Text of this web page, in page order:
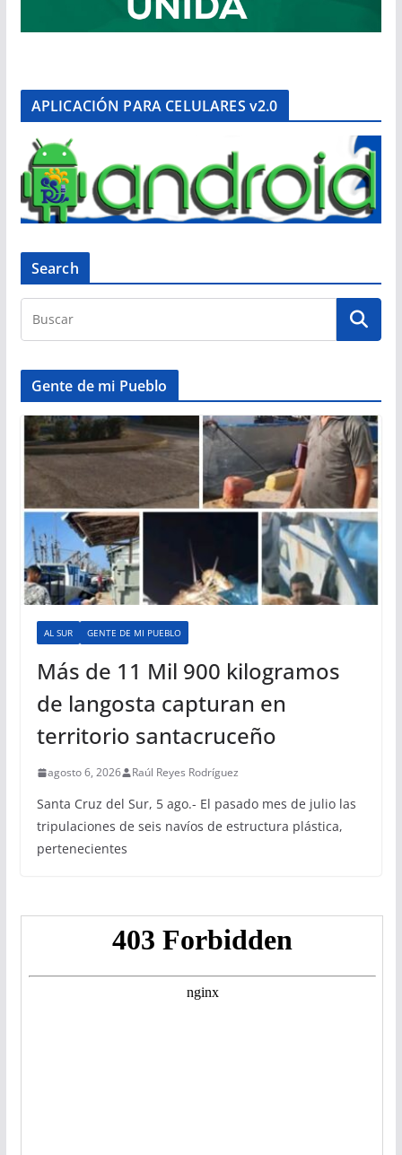
APLICACIÓN PARA CELULARES v2.0
Search
Gente de mi Pueblo
AL SUR GENTE DE MI PUEBLO
Más de 11 Mil 900 kilogramos
de langosta capturan en
territorio santacruceño
agosto 6, 2026 Raúl Reyes Rodríguez
Santa Cruz del Sur, 5 ago.- El pasado mes de julio las
tripulaciones de seis navíos de estructura plástica,
pertenecientes